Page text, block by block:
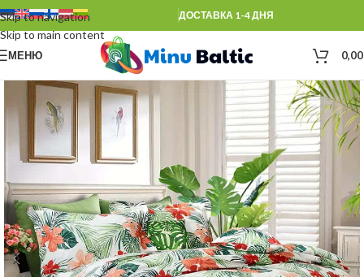
Skip to navigation
Skip to main content
ДОСТАВКА 1-4 ДНЯ
МЕНЮ